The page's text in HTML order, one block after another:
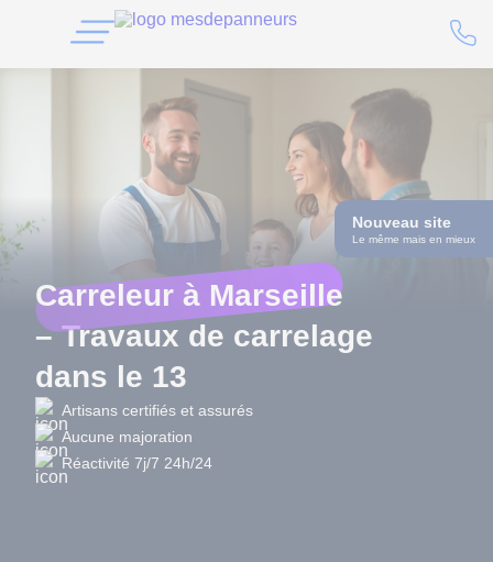
Nouveau site
Le même mais en mieux
Carreleur à Marseille
– Travaux de carrelage
dans le 13
Artisans certifiés et assurés
Aucune majoration
Réactivité 7j/7 24h/24